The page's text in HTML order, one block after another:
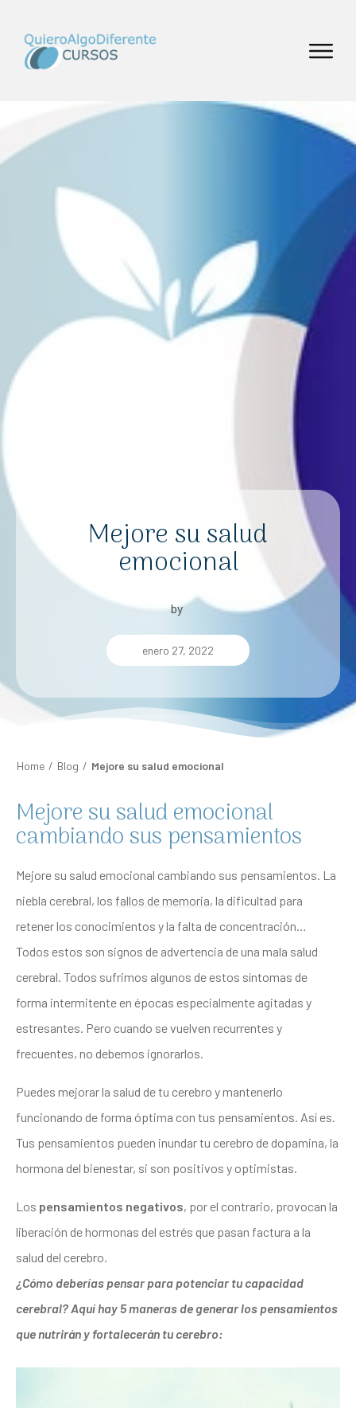
Mejore su salud
emocional
by
enero 27, 2022
Home / Blog / Mejore su salud emocional
Mejore su salud emocional
cambiando sus pensamientos
Mejore su salud emocional cambiando sus pensamientos. La
niebla cerebral, los fallos de memoria, la dificultad para
retener los conocimientos y la falta de concentración…
Todos estos son signos de advertencia de una mala salud
cerebral. Todos sufrimos algunos de estos síntomas de
forma intermitente en épocas especialmente agitadas y
estresantes. Pero cuando se vuelven recurrentes y
frecuentes, no debemos ignorarlos.
Puedes mejorar la salud de tu cerebro y mantenerlo
funcionando de forma óptima con tus pensamientos. Así es.
Tus pensamientos pueden inundar tu cerebro de dopamina, la
hormona del bienestar, si son positivos y optimistas.
Los pensamientos negativos, por el contrario, provocan la
liberación de hormonas del estrés que pasan factura a la
salud del cerebro.
¿Cómo deberías pensar para potenciar tu capacidad
cerebral? Aquí hay 5 maneras de generar los pensamientos
que nutrirán y fortalecerán tu cerebro: